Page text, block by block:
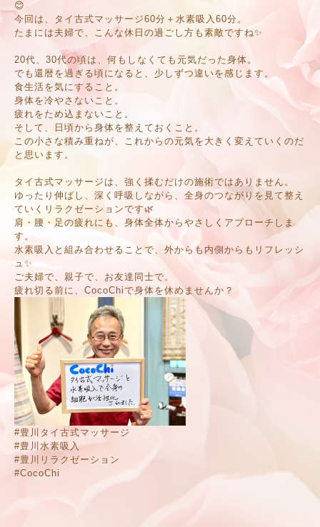
😊
今回は、タイ古式マッサージ60分＋水素吸入60分。
たまには夫婦で、こんな休日の過ごし方も素敵ですね✨
20代、30代の頃は、何もしなくても元気だった身体。
でも還暦を過ぎる頃になると、少しずつ違いを感じます。
食生活を気にすること。
身体を冷やさないこと。
疲れをため込まないこと。
そして、日頃から身体を整えておくこと。
この小さな積み重ねが、これからの元気を大きく変えていくのだ
と思います。
タイ古式マッサージは、強く揉むだけの施術ではありません。
ゆったり伸ばし、深く呼吸しながら、全身のつながりを見て整え
ていくリラクゼーションです🌿
肩・腰・足の疲れにも、身体全体からやさしくアプローチしま
す。
水素吸入と組み合わせることで、外からも内側からもリフレッシ
ュ✨
ご夫婦で、親子で、お友達同士で。
疲れ切る前に、CocoChiで身体を休めませんか？
#豊川タイ古式マッサージ
#豊川水素吸入
#豊川リラクゼーション
#CocoChi